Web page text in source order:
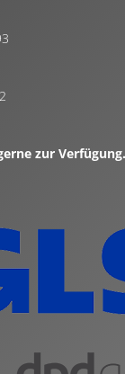
zur Verfügung.